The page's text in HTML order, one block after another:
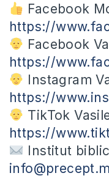
Facebook
https://
Facebook
https://
Instagram
https://
TikTok
https://
Institut